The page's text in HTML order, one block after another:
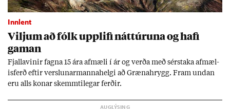
Innlent
Vilj­um að fólk upp­lifi nátt­úr­una og hafi
gam­an
Fjalla­vin­ir fagna 15 ára af­mæli í ár og verða með sér­staka af­mæl­
is­ferð eft­ir versl­un­ar­manna­helgi að Græna­hrygg. Fram und­an
eru alls kon­ar skemmti­leg­ar ferð­ir.